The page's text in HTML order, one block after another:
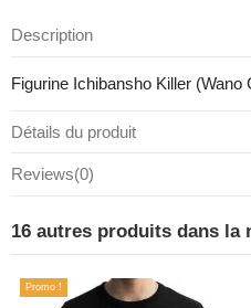
Description
Figurine Ichibansho Killer (Wano
Détails du produit
Reviews(0)
16 autres produits dans la
Promo !